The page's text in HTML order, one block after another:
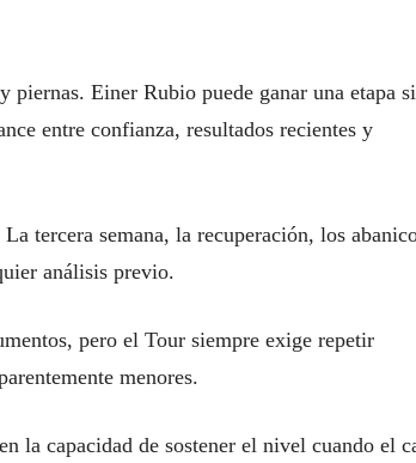
Einer Rubio puede ganar una etapa
entre confianza, resultados recientes y
tercera semana, la recuperación, los
análisis previo.
pero el Tour siempre exige repetir
menores.
la capacidad de sostener el nivel cuando el